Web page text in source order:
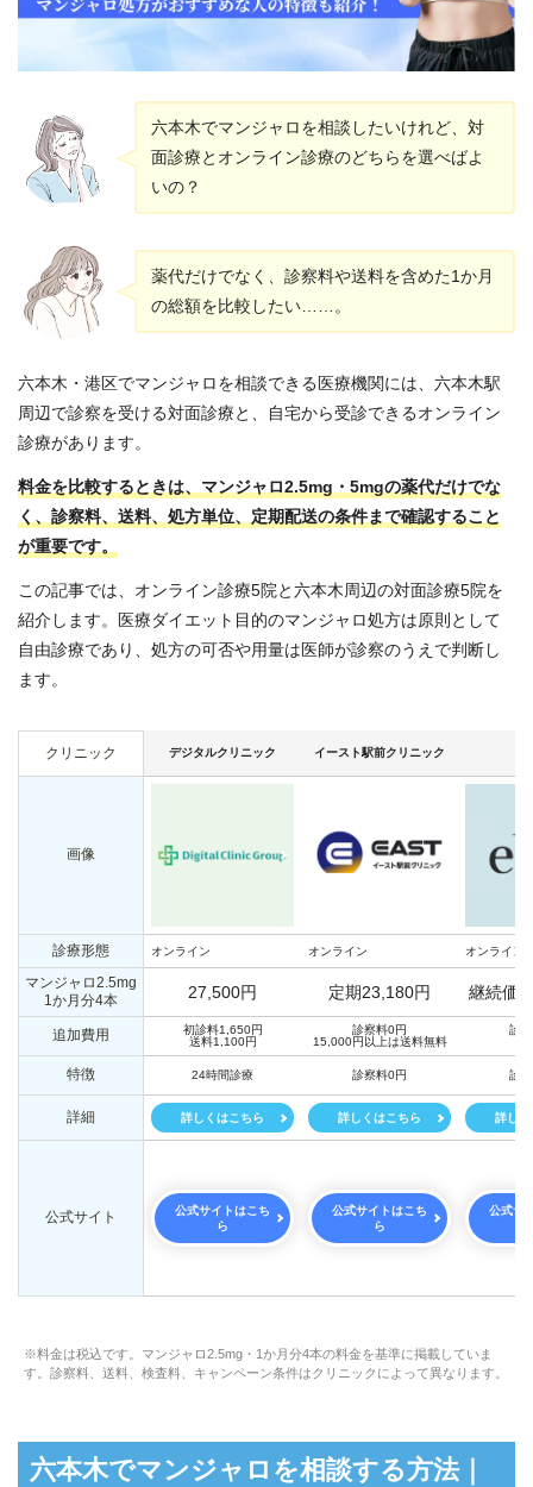
六本木でマンジャロを相談したいけれど、対
面診療とオンライン診療のどちらを選べばよ
いの？
薬代だけでなく、診察料や送料を含めた1か月
の総額を比較したい……。
六本木・港区でマンジャロを相談できる医療機関には、六本木駅
周辺で診察を受ける対面診療と、自宅から受診できるオンライン
診療があります。
料金を比較するときは、マンジャロ2.5mg・5mgの薬代だけでな
く、診察料、送料、処方単位、定期配送の条件まで確認すること
が重要です。
この記事では、オンライン診療5院と六本木周辺の対面診療5院を
紹介します。医療ダイエット目的のマンジャロ処方は原則として
自由診療であり、処方の可否や用量は医師が診察のうえで判断し
ます。
クリニック デジタルクリニック イースト駅前クリニック
画像
診療形態 オンライン オンライン オンライン
マンジャロ2.5mg
1か月分4本
27,500円 定期23,180円 継続価
追加費用
初診料1,650円
送料1,100円
診察料0円
15,000円以上は送料無料
診
特徴 24時間診療 診察料0円 診
詳細 詳しくはこちら 詳しくはこちら 詳しく
公式サイト
公式サイトはこち
ら
公式サイトはこち
ら
公式サ
※料金は税込です。マンジャロ2.5mg・1か月分4本の料金を基準に掲載していま
す。診察料、送料、検査料、キャンペーン条件はクリニックによって異なります。
六本木でマンジャロを相談する方法｜